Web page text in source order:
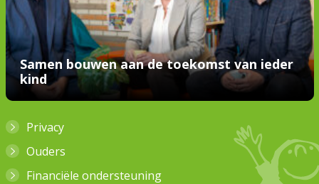
Samen bouwen aan de toekomst van ieder
kind
Privacy
Ouders
Financiële ondersteuning